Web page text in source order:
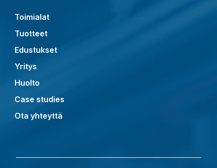
Toimialat
Tuotteet
Edustukset
Yritys
Huolto
Case studies
Ota yhteyttä